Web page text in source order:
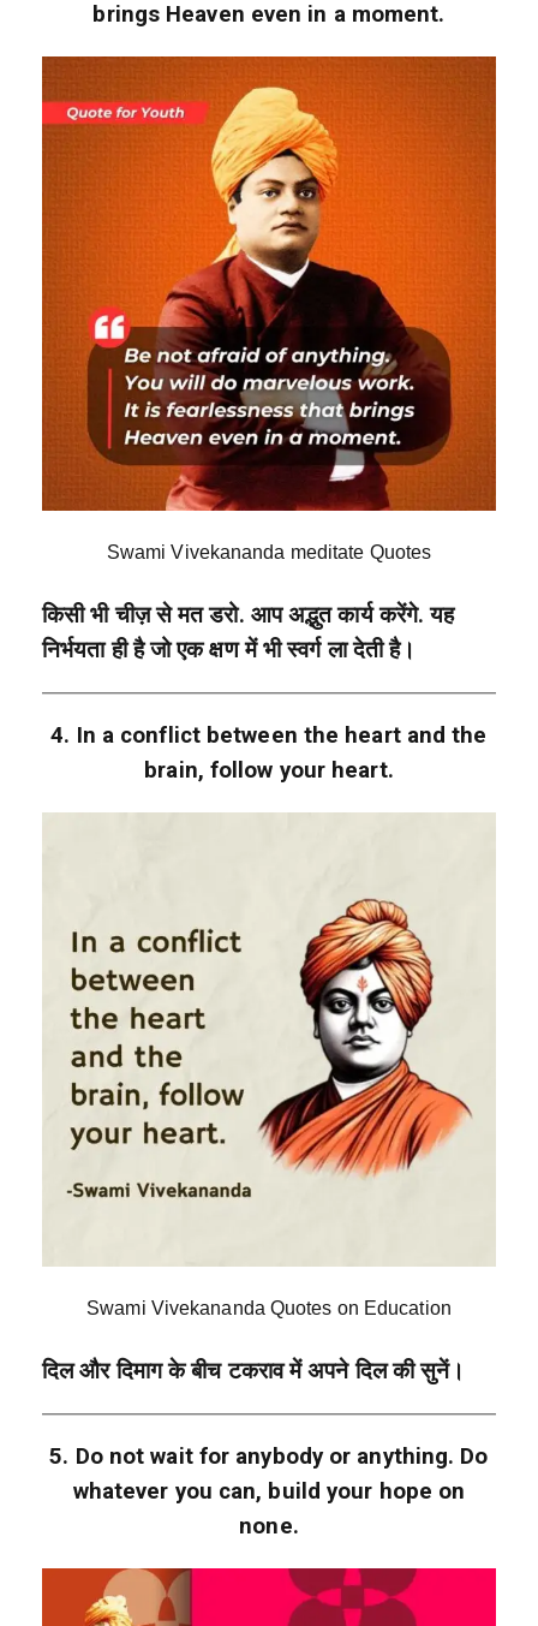
brings Heaven even in a moment.
Swami Vivekananda meditate Quotes
किसी भी चीज़ से मत डरो. आप अद्भुत कार्य करेंगे. यह
निर्भयता ही है जो एक क्षण में भी स्वर्ग ला देती है।
4. In a conflict between the heart and the
brain, follow your heart.
Swami Vivekananda Quotes on Education
दिल और दिमाग के बीच टकराव में अपने दिल की सुनें।
5. Do not wait for anybody or anything. Do
whatever you can, build your hope on
none.